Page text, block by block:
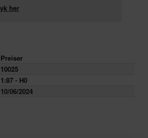
her
Preiser
10025
1:87 - H0
10/06/2024